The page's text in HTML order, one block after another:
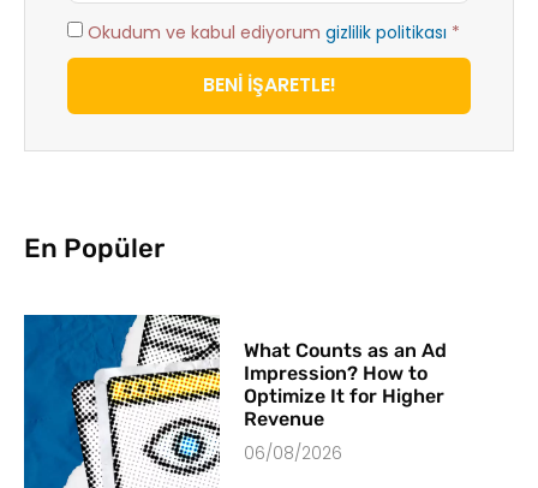
Okudum ve kabul ediyorum gizlilik politikası *
BENİ İŞARETLE!
En Popüler
What Counts as an Ad
Impression? How to
Optimize It for Higher
Revenue
06/08/2026